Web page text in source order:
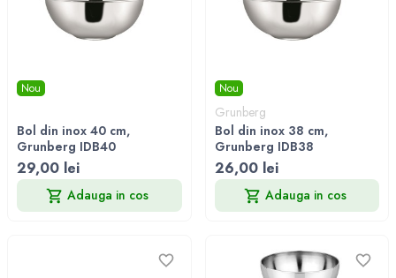
Nou
Bol din inox 40 cm,
Grunberg IDB40
29,00 lei
Adauga in cos
Nou
Grunberg
Bol din inox 38 cm,
Grunberg IDB38
26,00 lei
Adauga in cos